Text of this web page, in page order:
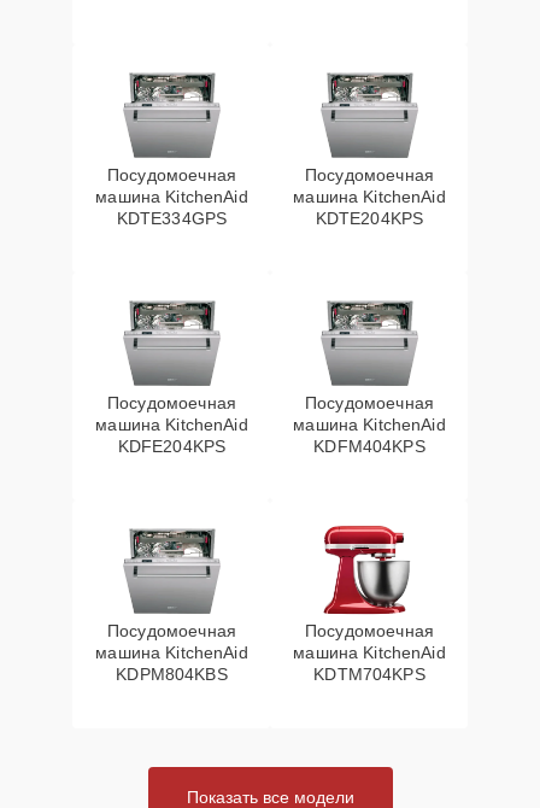
Посудомоечная
машина KitchenAid
KDTE334GPS
Посудомоечная
машина KitchenAid
KDTE204KPS
Посудомоечная
машина KitchenAid
KDFE204KPS
Посудомоечная
машина KitchenAid
KDFM404KPS
Посудомоечная
машина KitchenAid
KDPM804KBS
Посудомоечная
машина KitchenAid
KDTM704KPS
Показать все модели